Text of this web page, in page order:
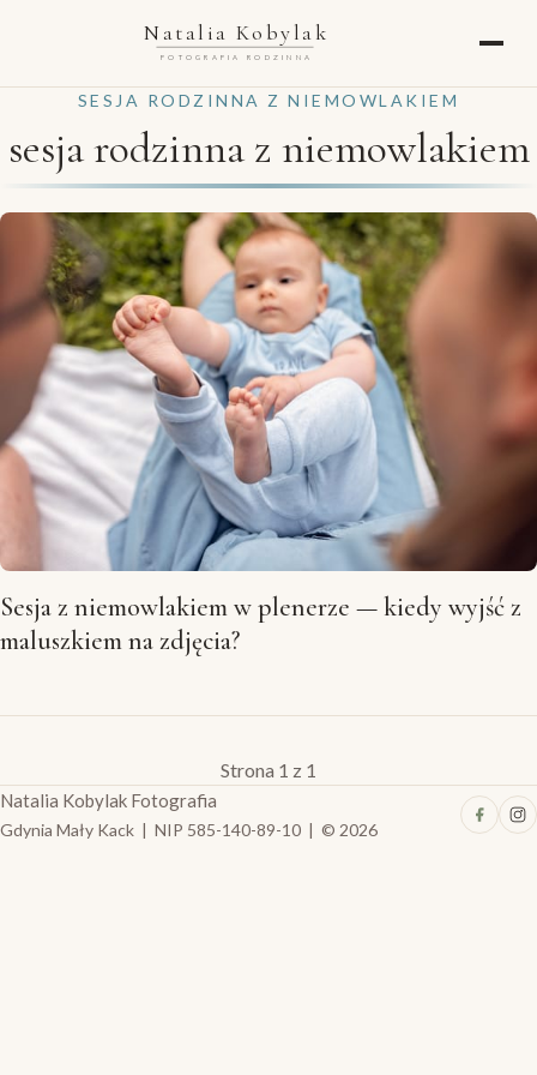
Natalia Kobylak
FOTOGRAFIA RODZINNA
SESJA RODZINNA Z NIEMOWLAKIEM
sesja rodzinna z niemowlakiem
Sesja z niemowlakiem w plenerze — kiedy wyjść z
maluszkiem na zdjęcia?
Strona 1 z 1
Natalia Kobylak Fotografia
Gdynia Mały Kack | NIP 585-140-89-10 | © 2026